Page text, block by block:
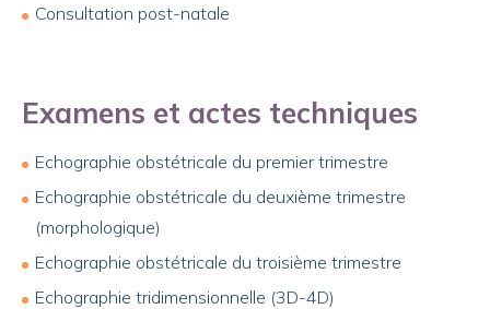
Consultation post-natale
Examens et actes techniques
Echographie obstétricale du premier trimestre
Echographie obstétricale du deuxième trimestre
(morphologique)
Echographie obstétricale du troisième trimestre
Echographie tridimensionnelle (3D-4D)